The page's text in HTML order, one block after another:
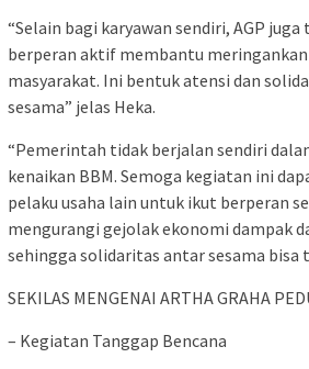
“Selain bagi karyawan sendiri, AGP
berperan aktif membantu
masyarakat. Ini bentuk atensi dan
sesama” jelas Heka.
“Pemerintah tidak berjalan sendiri
kenaikan BBM. Semoga kegiatan ini
pelaku usaha lain untuk ikut berperan
mengurangi gejolak ekonomi dampak
sehingga solidaritas antar sesama bisa
SEKILAS MENGENAI ARTHA GRAHA
– Kegiatan Tanggap Bencana